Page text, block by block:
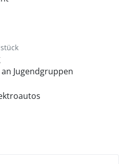
Jugendgruppen